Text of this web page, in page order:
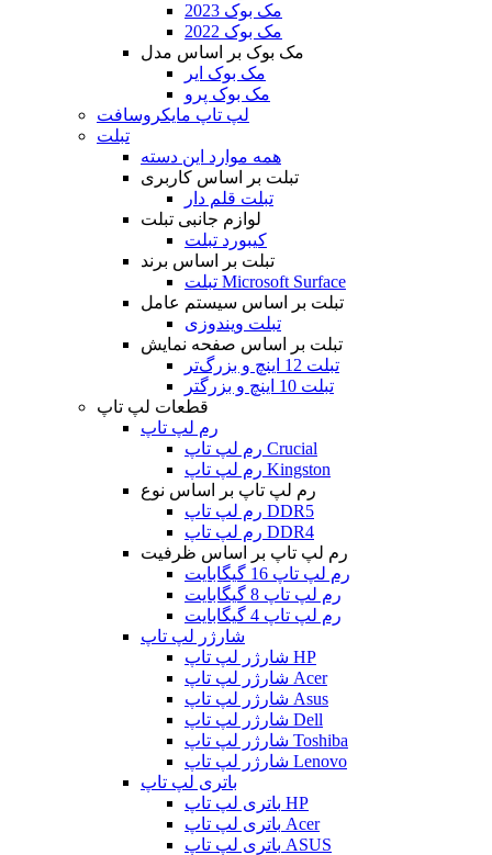
مک بوک 2023
مک بوک 2022
مک بوک بر اساس مدل
مک بوک ایر
مک بوک پرو
لپ تاپ مایکروسافت
تبلت
همه موارد این دسته
تبلت بر اساس کاربری
تبلت قلم دار
لوازم جانبی تبلت
کیبورد تبلت
تبلت بر اساس برند
تبلت Microsoft Surface
تبلت بر اساس سیستم عامل
تبلت ویندوزی
تبلت بر اساس صفحه نمایش
تبلت 12 اینچ و بزرگ‌تر
تبلت 10 اینچ و بزرگتر
قطعات لپ تاپ
رم لپ تاپ
رم لپ تاپ Crucial
رم لپ تاپ Kingston
رم لپ تاپ بر اساس نوع
رم لپ تاپ DDR5
رم لپ تاپ DDR4
رم لپ تاپ بر اساس ظرفیت
رم لپ تاپ 16 گیگابایت
رم لپ تاپ 8 گیگابایت
رم لپ تاپ 4 گیگابایت
شارژر لپ تاپ
شارژر لپ تاپ HP
شارژر لپ تاپ Acer
شارژر لپ تاپ Asus
شارژر لپ تاپ Dell
شارژر لپ تاپ Toshiba
شارژر لپ تاپ Lenovo
باتری لپ تاپ
باتری لپ تاپ HP
باتری لپ تاپ Acer
باتری لپ تاپ ASUS